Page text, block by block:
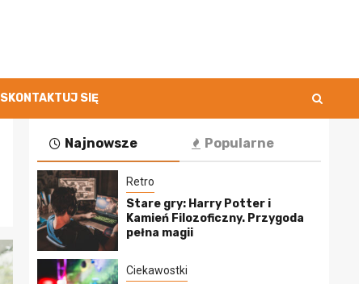
SKONTAKTUJ SIĘ
Najnowsze Popularne
Retro
Stare gry: Harry Potter i
Kamień Filozoficzny. Przygoda
pełna magii
Ciekawostki